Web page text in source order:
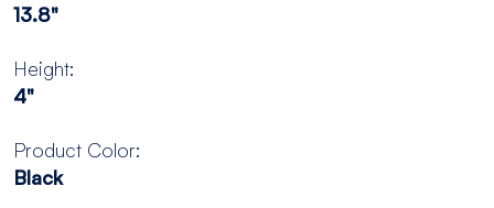
13.8"
Height:
4"
Product Color:
Black